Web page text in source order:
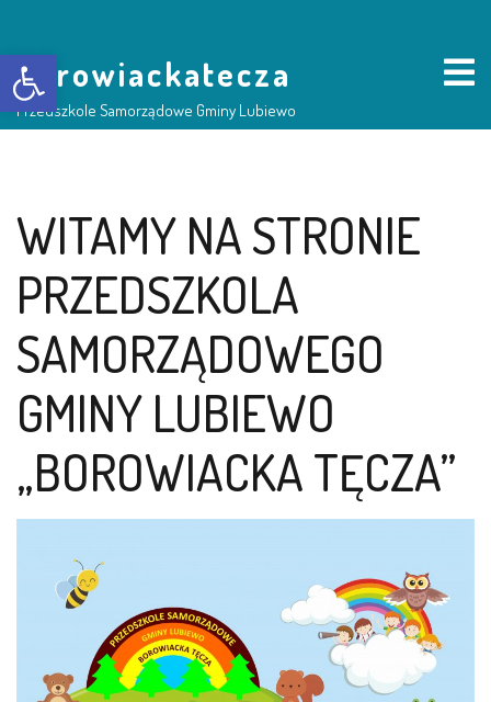
Otwórz pasek narzędzi
borowiackatecza
Przedszkole Samorządowe Gminy Lubiewo
NASZE PRZEDSZKOLE
RADA RODZICÓW
GRUPY DZIECI
ŻABKI – BYSŁAW
SOWY – BYSŁAW
WIEWIÓRKI – BYSŁAW
WITAMY NA STRONIE
PRZEDSZKOLA
SAMORZĄDOWEGO
GMINY LUBIEWO
„BOROWIACKA TĘCZA”